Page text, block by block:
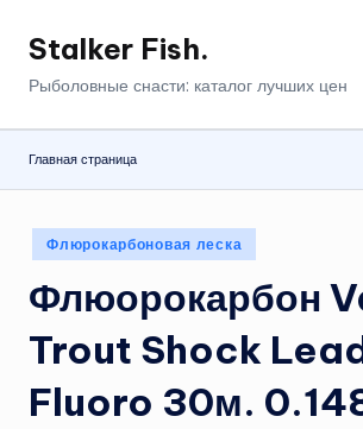
Перейти
Stalker Fish.
Рыболовные снасти: каталог лучших цен
Главная страница
Опубликовано
в
Флюрокарбоновая леска
Флюорокарбон
Trout Shock
Fluoro 30м.